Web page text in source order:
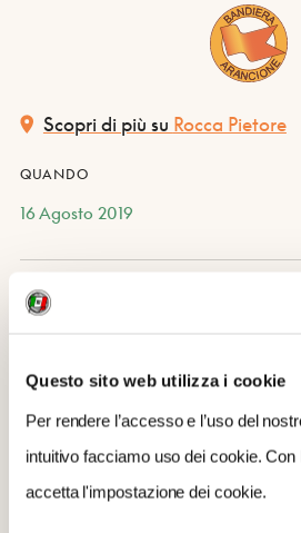
Questo sito web utilizza i cookie
Per rendere l’accesso e l’uso del
intuitivo facciamo uso dei cookie.
accetta l'impostazione dei cookie.
Scopri di più su Rocca Pietore
QUANDO
16 Agosto 2019
CONTATTI